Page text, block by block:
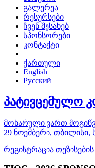
გალერეა
რესურსები
ჩვენ შესახებ
სპონსორები
კონტაქტი
ქართული
English
Русский
პატივცემულო
მოხარული ვართ
29 ნოემბერი,
რეგისტრაცია